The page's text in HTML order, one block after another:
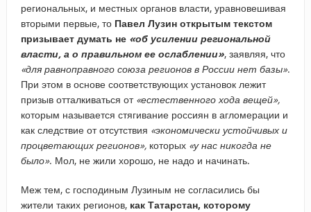
региональных, и местных органов власти, уравновешивая
вторыми первые, то Павел Лузин открытым текстом
призывает думать не «об усилении региональной
власти, а о правильном ее ослаблении», заявляя, что
«для равноправного союза регионов в России нет базы».
При этом в основе соответствующих установок лежит
призыв отталкиваться от «естественного хода вещей»,
которым называется стягивание россиян в агломерации и
как следствие от отсутствия «экономически устойчивых и
процветающих регионов»,которых «у нас никогда не
было». Мол, не жили хорошо, не надо и начинать.
Меж тем, с господиным Лузиным не согласились бы
жители таких регионов, как Татарстан, которому